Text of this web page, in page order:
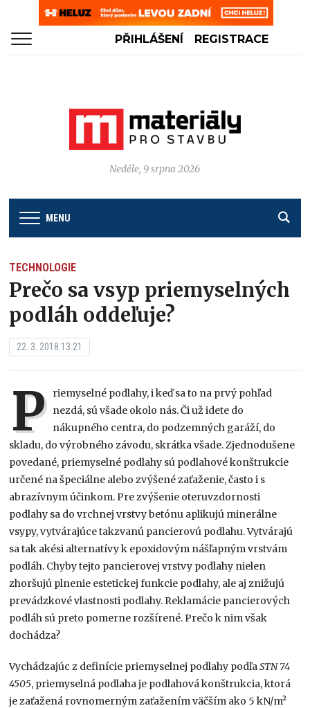
PŘIHLÁŠENÍ REGISTRACE
Neděle, 9 srpna 2026
MENU
TECHNOLOGIE
Prečo sa vsyp priemyselných
podláh oddeľuje?
22. 3. 2018 13:21
P riemyselné podlahy, i keď sa to na prvý pohľad
nezdá, sú všade okolo nás. Či už idete do
nákupného centra, do podzemných garáží, do
skladu, do výrobného závodu, skrátka všade. Zjednodušene
povedané, priemyselné podlahy sú podlahové konštrukcie
určené na špeciálne alebo zvýšené zaťaženie, často i s
abrazívnym účinkom. Pre zvýšenie oteruvzdornosti
podlahy sa do vrchnej vrstvy betónu aplikujú minerálne
vsypy, vytvárajúce takzvanú pancierovú podlahu. Vytvárajú
sa tak akési alternatívy k epoxidovým nášľapným vrstvám
podláh. Chyby tejto pancierovej vrstvy podlahy nielen
zhoršujú plnenie estetickej funkcie podlahy, ale aj znižujú
prevádzkové vlastnosti podlahy. Reklamácie pancierových
podláh sú preto pomerne rozšírené. Prečo k nim však
dochádza?
Vychádzajúc z definície priemyselnej podlahy podľaSTN 74
4505, priemyselná podlaha je podlahová konštrukcia, ktorá
je zaťažená rovnomerným zaťažením väčším ako 5 kN/m²